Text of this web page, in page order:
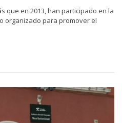
que en 2013, han participado en la
organizado para promover el